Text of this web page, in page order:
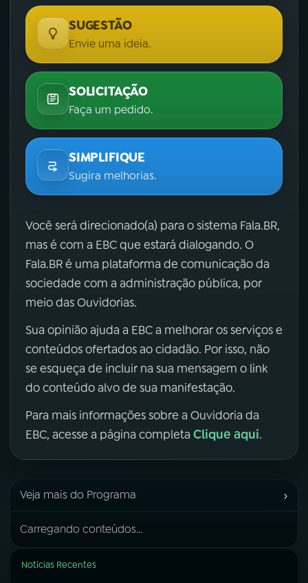
SUGESTÃO
Envie uma ideia.
SOLICITAÇÃO
Faça um pedido.
SIMPLIFIQUE
Sugira melhorias.
Você será direcionado(a) para o sistema Fala.BR,
mas é com a EBC que estará dialogando. O
Fala.BR é uma plataforma de comunicação da
sociedade com a administração pública, por
meio das Ouvidorias.
Sua opinião ajuda a EBC a melhorar os serviços e
conteúdos ofertados ao cidadão. Por isso, não
se esqueça de incluir na sua mensagem o link
do conteúdo alvo de sua manifestação.
Para mais informações sobre a Ouvidoria da
EBC, acesse a página completa Clique aqui.
Veja mais do Programa ›
Carregando conteúdos...
Notícias Recentes